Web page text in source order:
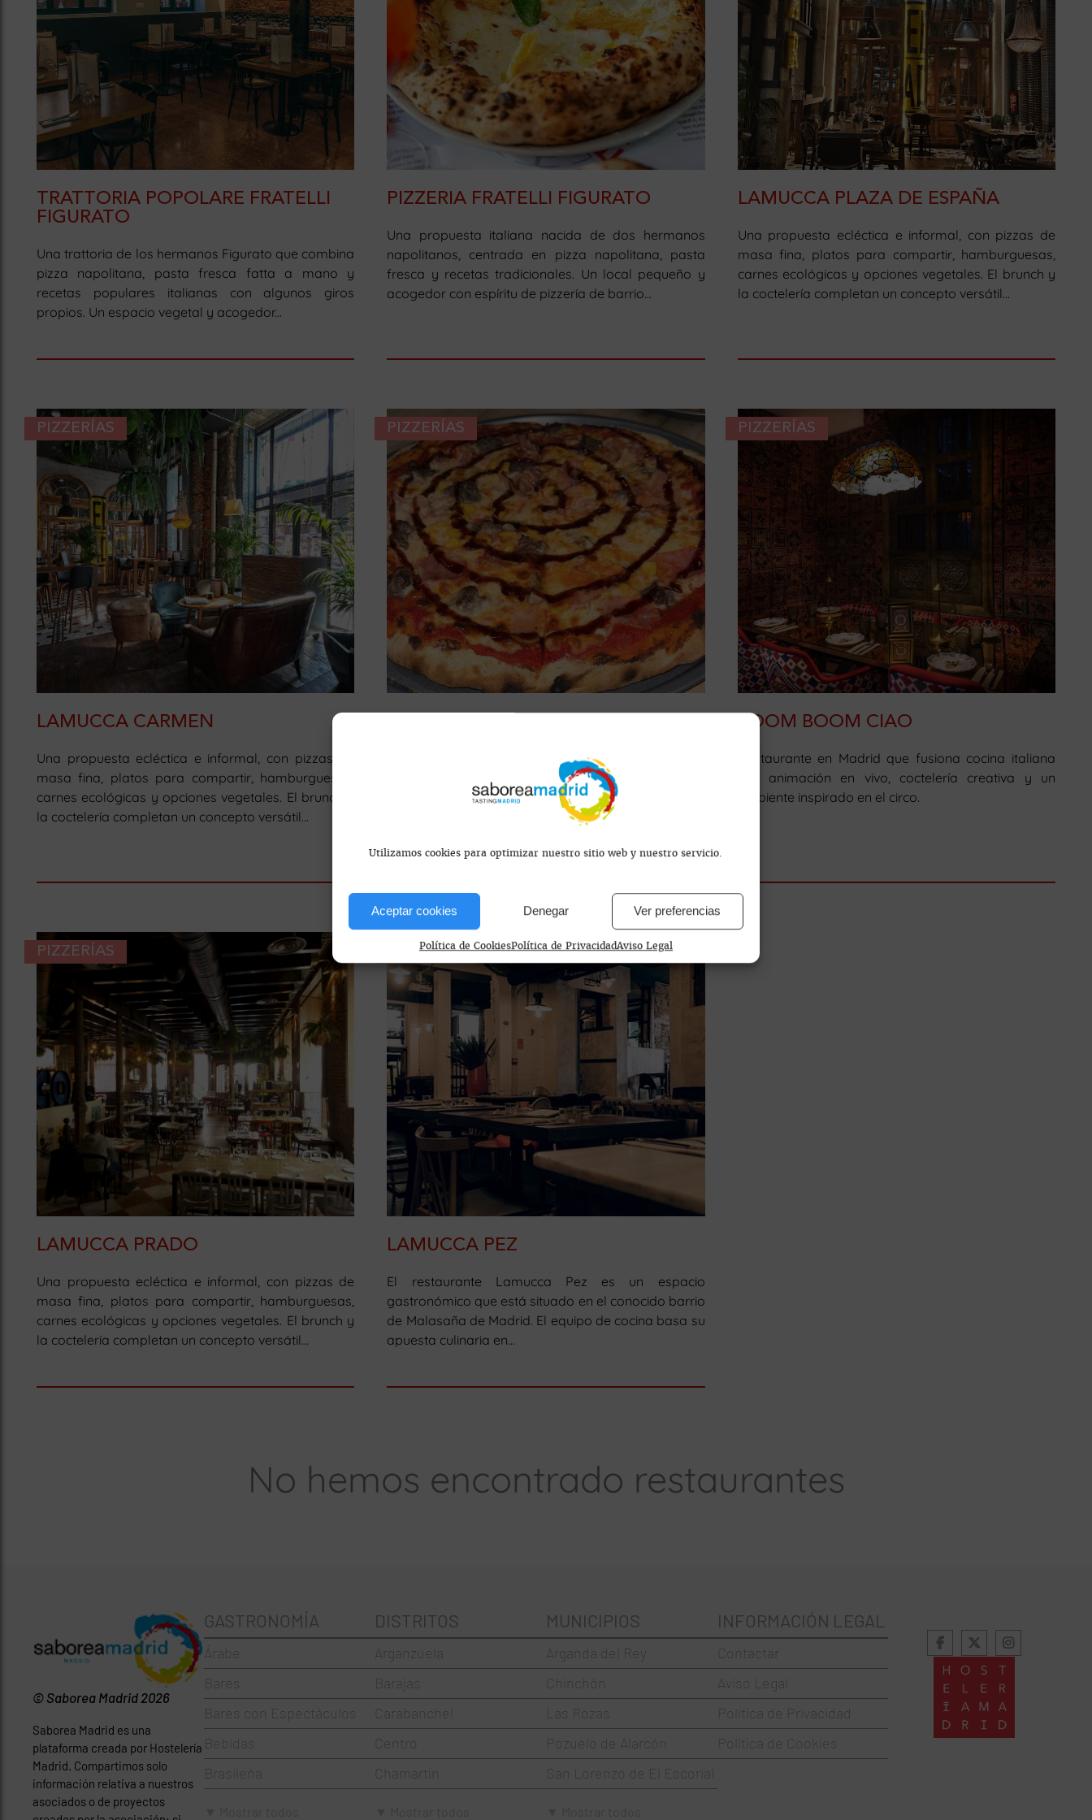
Utilizamos cookies para optimizar nuestro sitio web y nuestro servicio.
Aceptar cookies Denegar Ver preferencias
Política de CookiesPolítica de PrivacidadAviso Legal
TRATTORIA POPOLARE FRATELLI
FIGURATO
Una trattoria de los hermanos Figurato que combina
pizza napolitana, pasta fresca fatta a mano y
recetas populares italianas con algunos giros
propios. Un espacio vegetal y acogedor...
PIZZERIA FRATELLI FIGURATO
Una propuesta italiana nacida de dos hermanos
napolitanos, centrada en pizza napolitana, pasta
fresca y recetas tradicionales. Un local pequeño y
acogedor con espíritu de pizzería de barrio...
LAMUCCA PLAZA DE ESPAÑA
Una propuesta ecléctica e informal, con pizzas de
masa fina, platos para compartir, hamburguesas,
carnes ecológicas y opciones vegetales. El brunch y
la coctelería completan un concepto versátil...
PIZZERÍAS
LAMUCCA CARMEN
Una propuesta ecléctica e informal, con pizzas de
masa fina, platos para compartir, hamburguesas,
carnes ecológicas y opciones vegetales. El brunch y
la coctelería completan un concepto versátil...
PIZZERÍAS
Pizzas de estilo urbano con carnes maduradas y
combinaciones de sabor contundente. Un espacio
desenfadado, servicio cercano y una experiencia
PIZZERÍAS
BOOM BOOM CIAO
Restaurante en Madrid que fusiona cocina italiana
con animación en vivo, coctelería creativa y un
ambiente inspirado en el circo.
PIZZERÍAS
LAMUCCA PRADO
Una propuesta ecléctica e informal, con pizzas de
masa fina, platos para compartir, hamburguesas,
carnes ecológicas y opciones vegetales. El brunch y
la coctelería completan un concepto versátil...
PIZZERÍAS
LAMUCCA PEZ
El restaurante Lamucca Pez es un espacio
gastronómico que está situado en el conocido barrio
de Malasaña de Madrid. El equipo de cocina basa su
apuesta culinaria en...
No hemos encontrado restaurantes
© Saborea Madrid 2026
Saborea Madrid es una
plataforma creada por Hostelería
Madrid. Compartimos solo
información relativa a nuestros
asociados o de proyectos
GASTRONOMÍA
Árabe
Bares
Bares con Espectáculos
Bebidas
Brasileña
DISTRITOS
Arganzuela
Barajas
Carabanchel
Centro
Chamartín
MUNICIPIOS
Arganda del Rey
Chinchón
Las Rozas
Pozuelo de Alarcón
San Lorenzo de El Escorial
INFORMACIÓN LEGAL
Contactar
Aviso Legal
Política de Privacidad
Política de Cookies